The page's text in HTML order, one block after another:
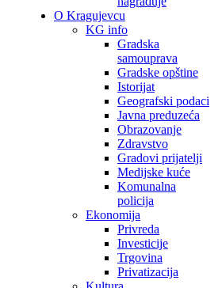
O Kragujevcu
KG info
Gradska
samouprava
Gradske opštine
Istorijat
Geografski podaci
Javna preduzeća
Obrazovanje
Zdravstvo
Gradovi prijatelji
Medijske kuće
Komunalna
policija
Ekonomija
Privreda
Investicije
Trgovina
Privatizacija